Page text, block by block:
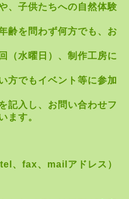
、子供たちへの自然体験
齢を問わず何方でも、お
（水曜日）、制作工房に
方でもイベント等に参加
記入し、お問い合わせフ
ます。
tel 、 fax、 mail アドレス）